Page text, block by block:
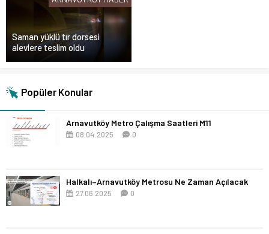
Saman yüklü tır dorsesi
alevlere teslim oldu
Popüler Konular
Arnavutköy Metro Çalışma Saatleri M11
08.04.2025 0
Halkalı–Arnavutköy Metrosu Ne Zaman Açılacak
27.06.2025 0